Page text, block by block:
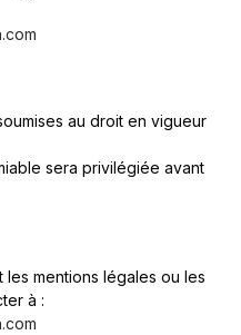
au droit en vigueur
sera privilégiée avant
mentions légales ou les
à :